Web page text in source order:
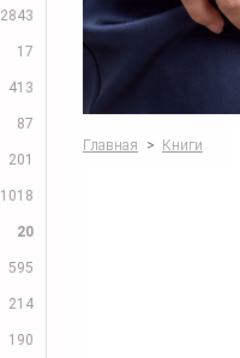
2843
17
413
87
201
1018
20
595
214
190
Главная > Книги